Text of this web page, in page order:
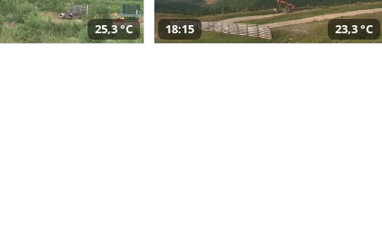
25,3 °C 18:15 23,3 °C